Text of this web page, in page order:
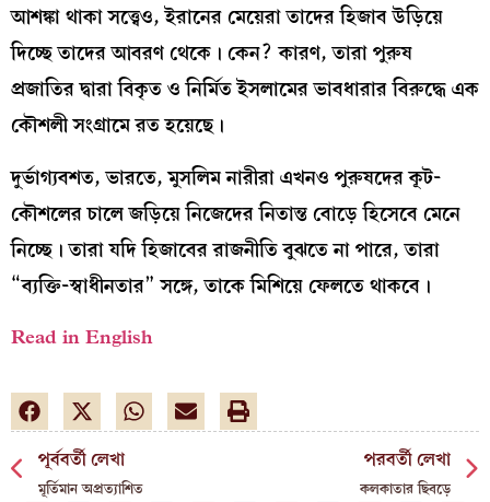
আশঙ্কা থাকা সত্ত্বেও, ইরানের মেয়েরা তাদের হিজাব উড়িয়ে
দিচ্ছে তাদের আবরণ থেকে। কেন? কারণ, তারা পুরুষ
প্রজাতির দ্বারা বিকৃত ও নির্মিত ইসলামের ভাবধারার বিরুদ্ধে এক
কৌশলী সংগ্রামে রত হয়েছে।
দুর্ভাগ্যবশত, ভারতে, মুসলিম নারীরা এখনও পুরুষদের কূট-
কৌশলের চালে জড়িয়ে নিজেদের নিতান্ত বোড়ে হিসেবে মেনে
নিচ্ছে। তারা যদি হিজাবের রাজনীতি বুঝতে না পারে, তারা
“ব্যক্তি-স্বাধীনতার” সঙ্গে, তাকে মিশিয়ে ফেলতে থাকবে।
Read in English
পূর্ববর্তী লেখা
মূর্তিমান অপ্রত্যাশিত
পরবর্তী লেখা
কলকাতার ছিবড়ে